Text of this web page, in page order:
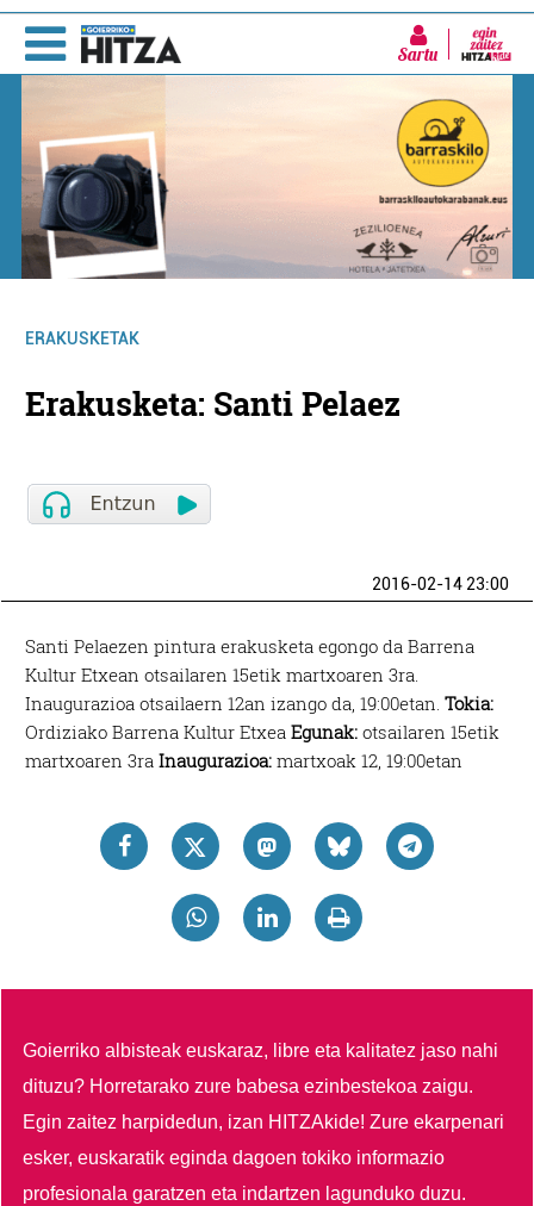
Sartu
ERAKUSKETAK
Erakusketa: Santi Pelaez
2016-02-14 23:00
Santi Pelaezen pintura erakusketa egongo da Barrena
Kultur Etxean otsailaren 15etik martxoaren 3ra.
Inaugurazioa otsailaern 12an izango da, 19:00etan.Tokia:
Ordiziako Barrena Kultur EtxeaEgunak: otsailaren 15etik
martxoaren 3raInaugurazioa: martxoak 12, 19:00etan
Goierriko albisteak euskaraz, libre eta kalitatez jaso nahi
dituzu? Horretarako zure babesa ezinbestekoa zaigu.
Egin zaitez harpidedun, izan HITZAkide!Zure ekarpenari
esker, euskaratik eginda dagoen tokiko informazio
profesionala garatzen eta indartzen lagunduko duzu.